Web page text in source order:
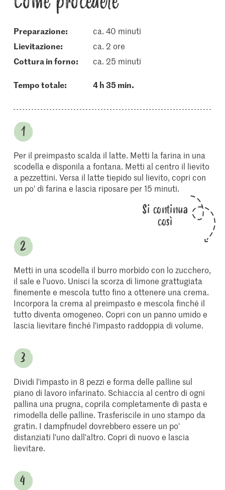
Preparazione:
ca. 40 minuti
lievitazione:
ca. 2 ore
cottura in forno:
ca. 25 minuti
Tempo totale: 4 h 35 min.
Per il preimpasto scalda il latte. Metti la farina in una
scodella e disponila a fontana. Metti al centro il lievito
a pezzettini. Versa il latte tiepido sul lievito, copri con
un po' di farina e lascia riposare per 15 minuti.
Si continua
così
Metti in una scodella il burro morbido con lo zucchero,
il sale e l'uovo. Unisci la scorza di limone grattugiata
finemente e mescola tutto fino a ottenere una crema.
Incorpora la crema al preimpasto e mescola finché il
tutto diventa omogeneo. Copri con un panno umido e
lascia lievitare finché l'impasto raddoppia di volume.
Dividi l'impasto in 8 pezzi e forma delle palline sul
piano di lavoro infarinato. Schiaccia al centro di ogni
pallina una prugna, coprila completamente di pasta e
rimodella delle palline. Trasferiscile in uno stampo da
gratin. I dampfnudel dovrebbero essere un po'
distanziati l'uno dall'altro. Copri di nuovo e lascia
lievitare.